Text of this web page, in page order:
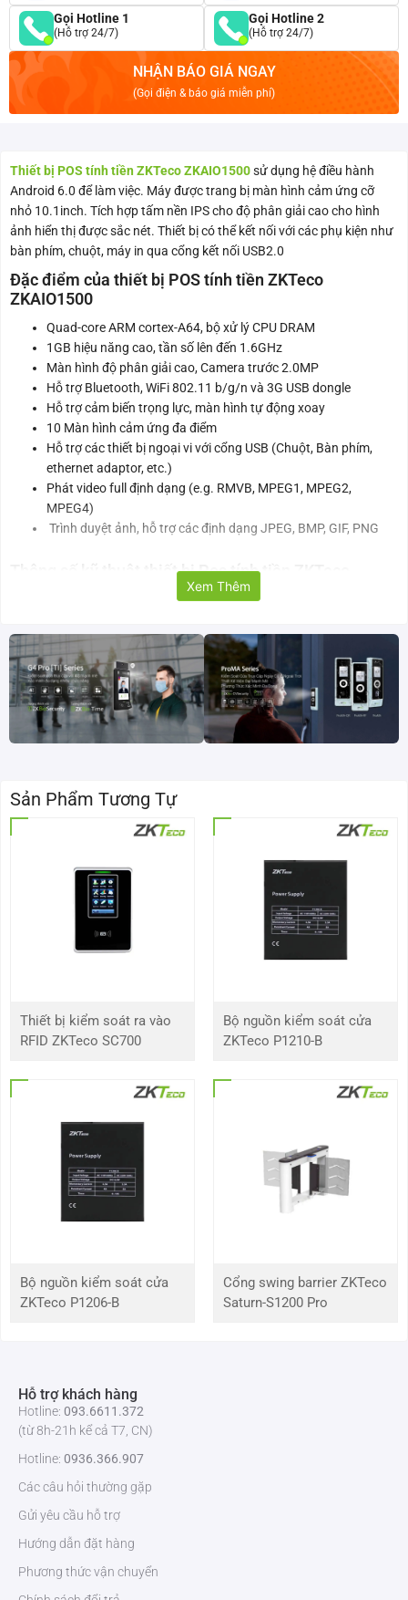
Gọi Hotline 1
(Hỗ trợ 24/7)
Gọi Hotline 2
(Hỗ trợ 24/7)
NHẬN BÁO GIÁ NGAY
(Gọi điện & báo giá miễn phí)
Thiết bị POS tính tiền ZKTeco ZKAIO1500sử dụng hệ điều hành
Android 6.0 để làm việc. Máy được trang bị màn hình cảm ứng cỡ
nhỏ 10.1inch. Tích hợp tấm nền IPS cho độ phân giải cao cho hình
ảnh hiển thị được sắc nét. Thiết bị có thể kết nối với các phụ kiện như
bàn phím, chuột, máy in qua cổng kết nối USB2.0
Đặc điểm của thiết bị POS tính tiền ZKTeco
ZKAIO1500
Quad-core ARM cortex-A64, bộ xử lý CPU DRAM
1GB hiệu năng cao, tần số lên đến 1.6GHz
Màn hình độ phân giải cao, Camera trước 2.0MP
Hỗ trợ Bluetooth, WiFi 802.11 b/g/n và 3G USB dongle
Hỗ trợ cảm biến trọng lực, màn hình tự động xoay
10 Màn hình cảm ứng đa điểm
Hỗ trợ các thiết bị ngoại vi với cổng USB (Chuột, Bàn phím,
ethernet adaptor, etc.)
Phát video full định dạng (e.g. RMVB, MPEG1, MPEG2,
MPEG4)
Trình duyệt ảnh, hỗ trợ các định dạng JPEG, BMP, GIF, PNG
Thông số kỹ thuật thiết bị Pos tính tiền ZKTeco
Thông số hiển thị
Cảm ứng Cảm ứng điện dung
Module size 10.1 TFT LCD IPS
Kích thước pixel 0.2175 x 0.2088 mm
Thời gian phản hồi
Hệ điều hành Android 6.1
LAN
3G/4G
Xem Thêm
Sản Phẩm Tương Tự
Thiết bị kiểm soát ra vào
RFID ZKTeco SC700
Bộ nguồn kiểm soát cửa
ZKTeco P1210-B
Bộ nguồn kiểm soát cửa
ZKTeco P1206-B
Cổng swing barrier ZKTeco
Saturn-S1200 Pro
Hỗ trợ khách hàng
Hotline: 093.6611.372
(từ 8h-21h kể cả T7, CN)
Hotline: 0936.366.907
Các câu hỏi thường gặp
Gửi yêu cầu hỗ trợ
Hướng dẫn đặt hàng
Phương thức vận chuyển